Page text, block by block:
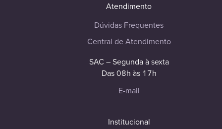
Atendimento
Dúvidas Frequentes
Central de Atendimento
SAC – Segunda à sexta
Das 08h às 17h
E-mail
Institucional